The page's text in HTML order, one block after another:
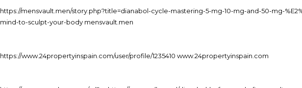
https://mensvault.men/story.php?title=dianabol-cycle-mastering-5-mg-10-mg-and-50-mg-
mind-to-sculpt-your-body mensvault.men
https://www.24propertyinspain.com/user/profile/1235410 www.24propertyinspain.com